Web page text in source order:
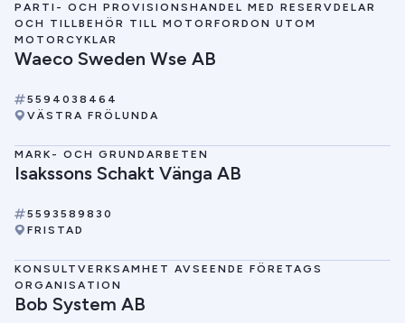
PARTI- OCH PROVISIONSHANDEL MED RESERVDELAR
OCH TILLBEHÖR TILL MOTORFORDON UTOM
MOTORCYKLAR
Waeco Sweden Wse AB
5594038464
VÄSTRA FRÖLUNDA
MARK- OCH GRUNDARBETEN
Isakssons Schakt Vänga AB
5593589830
FRISTAD
KONSULTVERKSAMHET AVSEENDE FÖRETAGS
ORGANISATION
Bob System AB